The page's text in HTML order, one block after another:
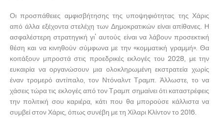
Οι προσπάθειες αμφισβήτησης της υποψηφιότητας της Χάρις
από άλλα εξέχοντα στελέχη των Δημοκρατικών είναι απίθανες. Η
ασφαλέστερη στρατηγική γι' αυτούς είναι να λάβουν προσεκτική
θέση και να κινηθούν σύμφωνα με την «κομματική γραμμή». Θα
κοιτάξουν μπροστά στις προεδρικές εκλογές του 2028, με την
ευκαιρία να οργανώσουν μια ολοκληρωμένη εκστρατεία χωρίς
έναν τρομερό αντίπαλο, τον Ντόναλντ Τραμπ. Άλλωστε, το να
χάσεις τώρα τις εκλογές από τον Τραμπ σημαίνει ότι καταστρέφεις
την πολιτική σου καριέρα, κάτι που θα μπορούσε κάλλιστα να
συμβεί στον Χάρις, όπως συνέβη με τη Χίλαρι Κλίντον το 2016.